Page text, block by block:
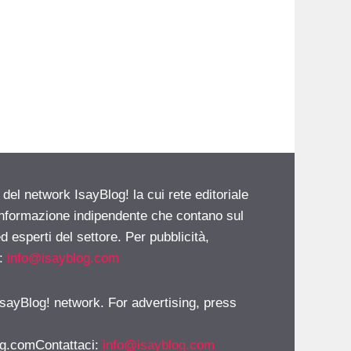
del network IsayBlog! la cui rete editoriale
indipendente che contano sul
esperti del settore. Per pubblicità,
info@isayblog.com
network. For advertising, press
: info@isayblog.com